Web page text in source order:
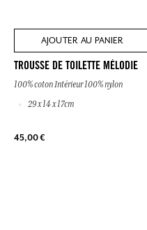
AJOUTER AU PANIER
TROUSSE DE TOILETTE MÉLODIE
100% coton Intérieur 100% nylon
29 x 14 x 17cm
45,00 €